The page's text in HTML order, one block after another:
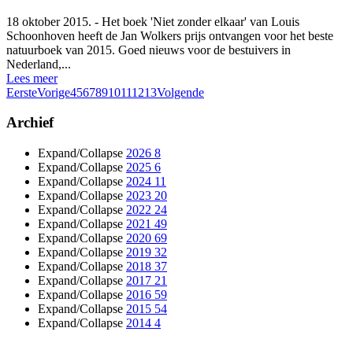
18 oktober 2015. - Het boek 'Niet zonder elkaar' van Louis
Schoonhoven heeft de Jan Wolkers prijs ontvangen voor het beste
natuurboek van 2015. Goed nieuws voor de bestuivers in
Nederland,...
Lees meer
EersteVorige45678910111213Volgende
Archief
Expand/Collapse 2026 8
Expand/Collapse 2025 6
Expand/Collapse 2024 11
Expand/Collapse 2023 20
Expand/Collapse 2022 24
Expand/Collapse 2021 49
Expand/Collapse 2020 69
Expand/Collapse 2019 32
Expand/Collapse 2018 37
Expand/Collapse 2017 21
Expand/Collapse 2016 59
Expand/Collapse 2015 54
Expand/Collapse 2014 4